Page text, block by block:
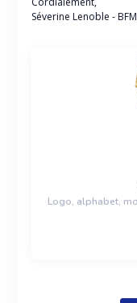
Séverine Lenoble - BFM